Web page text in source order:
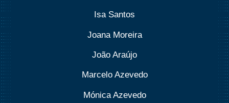
Isa Santos
Joana Moreira
João Araújo
Marcelo Azevedo
Mónica Azevedo